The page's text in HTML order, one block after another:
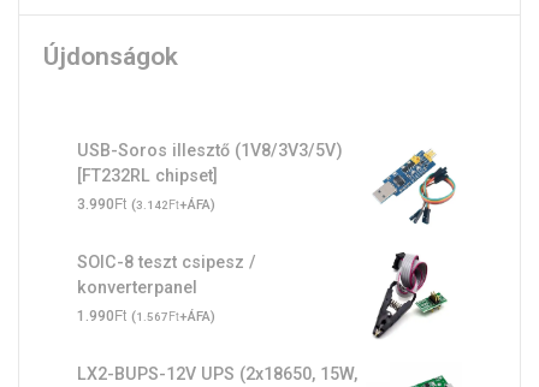
Újdonságok
USB-Soros illesztő (1V8/3V3/5V)
[FT232RL chipset]
3.990Ft (3.142Ft+ÁFA)
SOIC-8 teszt csipesz /
konverterpanel
1.990Ft (1.567Ft+ÁFA)
LX2-BUPS-12V UPS (2x18650, 15W,